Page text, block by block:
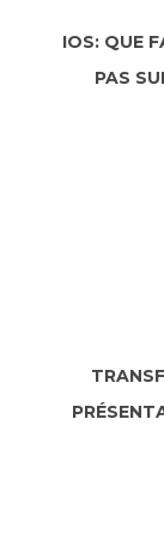
IOS: QUE
PAS